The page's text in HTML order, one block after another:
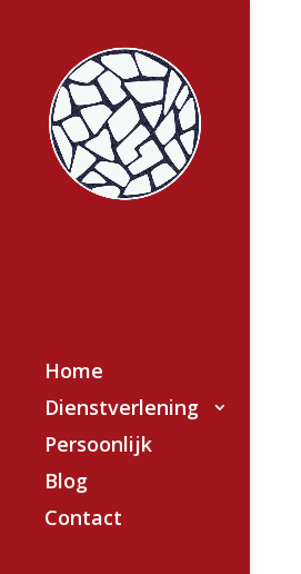
Home
Dienstverlening
Persoonlijk
Blog
Contact